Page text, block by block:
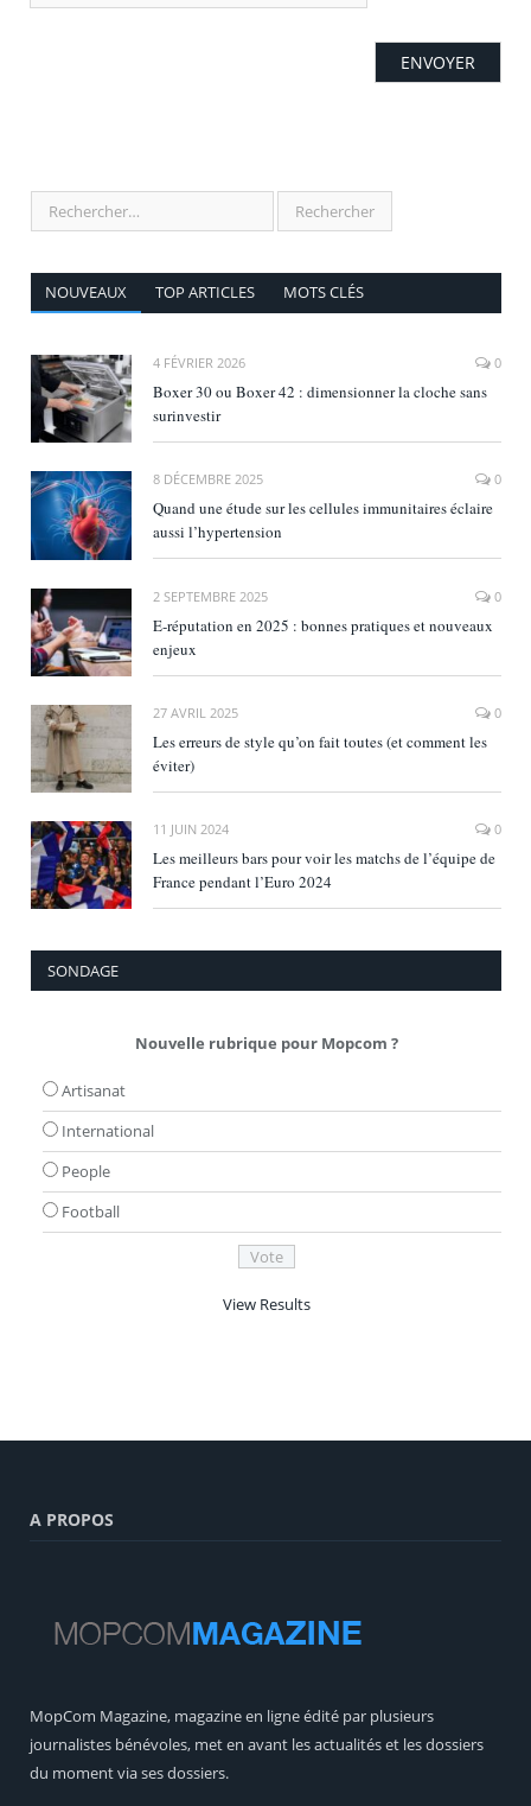
NOUVEAUX TOP ARTICLES MOTS CLÉS
4 FÉVRIER 2026 0
Boxer 30 ou Boxer 42 : dimensionner la cloche sans
surinvestir
8 DÉCEMBRE 2025 0
Quand une étude sur les cellules immunitaires éclaire
aussi l’hypertension
2 SEPTEMBRE 2025 0
E‑réputation en 2025 : bonnes pratiques et nouveaux
enjeux
27 AVRIL 2025 0
Les erreurs de style qu’on fait toutes (et comment les
éviter)
11 JUIN 2024 0
Les meilleurs bars pour voir les matchs de l’équipe de
France pendant l’Euro 2024
SONDAGE
Nouvelle rubrique pour Mopcom ?
Artisanat
International
People
Football
View Results
A PROPOS
MopCom Magazine, magazine en ligne édité par plusieurs
journalistes bénévoles, met en avant les actualités et les dossiers
du moment via ses dossiers.